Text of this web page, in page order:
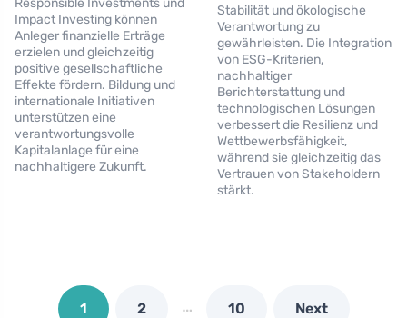
Impact Investing können
Anleger finanzielle Erträge
erzielen und gleichzeitig
positive gesellschaftliche
Effekte fördern. Bildung und
internationale Initiativen
unterstützen eine
verantwortungsvolle
Kapitalanlage für eine
nachhaltigere Zukunft.
Stabilität und ökologische
Verantwortung zu
gewährleisten. Die Integration
von ESG-Kriterien,
nachhaltiger
Berichterstattung und
technologischen Lösungen
verbessert die Resilienz und
Wettbewerbsfähigkeit,
während sie gleichzeitig das
Vertrauen von Stakeholdern
stärkt.
1 2 … 10 Next